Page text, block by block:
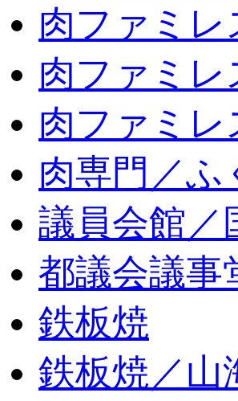
肉ファミ
肉ファミ
肉ファミ
肉専門／ふ
議員会館／
都議会議事
鉄板焼
鉄板焼／山